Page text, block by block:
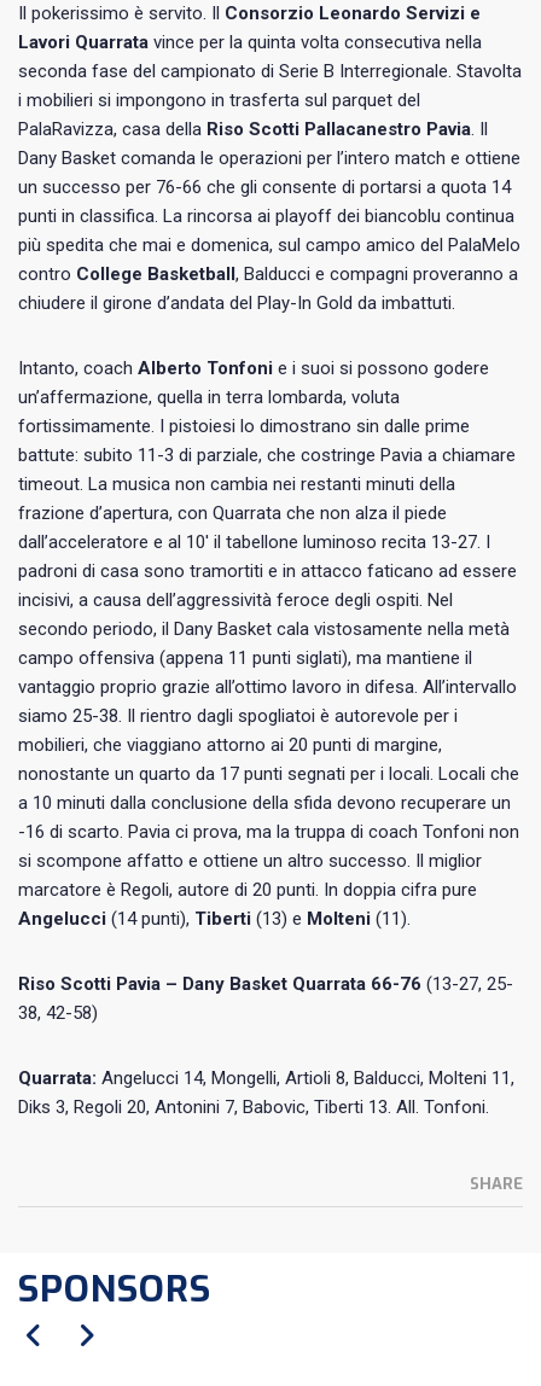
Il pokerissimo è servito. Il Consorzio Leonardo Servizi e
Lavori Quarrata vince per la quinta volta consecutiva nella
seconda fase del campionato di Serie B Interregionale. Stavolta
i mobilieri si impongono in trasferta sul parquet del
PalaRavizza, casa della Riso Scotti Pallacanestro Pavia. Il
Dany Basket comanda le operazioni per l’intero match e ottiene
un successo per 76-66 che gli consente di portarsi a quota 14
punti in classifica. La rincorsa ai playoff dei biancoblu continua
più spedita che mai e domenica, sul campo amico del PalaMelo
contro College Basketball, Balducci e compagni proveranno a
chiudere il girone d’andata del Play-In Gold da imbattuti.
Intanto, coach Alberto Tonfoni e i suoi si possono godere
un’affermazione, quella in terra lombarda, voluta
fortissimamente. I pistoiesi lo dimostrano sin dalle prime
battute: subito 11-3 di parziale, che costringe Pavia a chiamare
timeout. La musica non cambia nei restanti minuti della
frazione d’apertura, con Quarrata che non alza il piede
dall’acceleratore e al 10′ il tabellone luminoso recita 13-27. I
padroni di casa sono tramortiti e in attacco faticano ad essere
incisivi, a causa dell’aggressività feroce degli ospiti. Nel
secondo periodo, il Dany Basket cala vistosamente nella metà
campo offensiva (appena 11 punti siglati), ma mantiene il
vantaggio proprio grazie all’ottimo lavoro in difesa. All’intervallo
siamo 25-38. Il rientro dagli spogliatoi è autorevole per i
mobilieri, che viaggiano attorno ai 20 punti di margine,
nonostante un quarto da 17 punti segnati per i locali. Locali che
a 10 minuti dalla conclusione della sfida devono recuperare un
-16 di scarto. Pavia ci prova, ma la truppa di coach Tonfoni non
si scompone affatto e ottiene un altro successo. Il miglior
marcatore è Regoli, autore di 20 punti. In doppia cifra pure
Angelucci (14 punti), Tiberti (13) e Molteni (11).
Riso Scotti Pavia – Dany Basket Quarrata 66-76 (13-27, 25-
38, 42-58)
Quarrata: Angelucci 14, Mongelli, Artioli 8, Balducci, Molteni 11,
Diks 3, Regoli 20, Antonini 7, Babovic, Tiberti 13. All. Tonfoni.
SHARE
SPONSORS